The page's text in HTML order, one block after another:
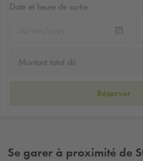
Date et heure de sortie
Montant total dû
Réserver
Se garer à proximité de